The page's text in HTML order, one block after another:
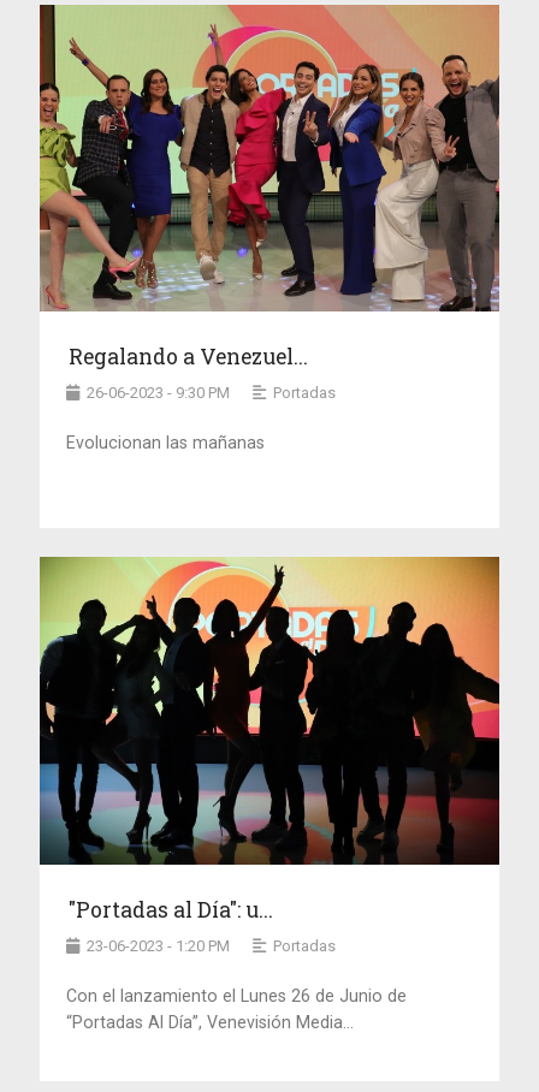
Regalando a Venezuel...
26-06-2023 - 9:30 PM Portadas
Evolucionan las mañanas
"Portadas al Día": u...
23-06-2023 - 1:20 PM Portadas
Con el lanzamiento el Lunes 26 de Junio de
“Portadas Al Día”, Venevisión Media...